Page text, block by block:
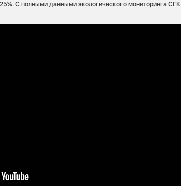
С полными данными экологического мониторинга СГК